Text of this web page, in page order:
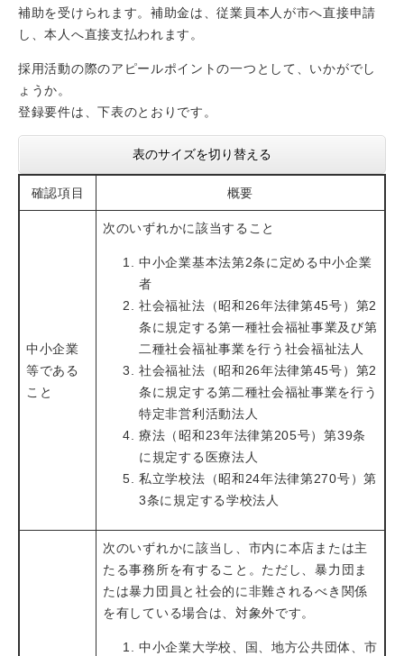
補助を受けられます。補助金は、従業員本人が市へ直接申請
し、本人へ直接支払われます。
採用活動の際のアピールポイントの一つとして、いかがでし
ょうか。
​登録要件は、下表のとおりです。
表のサイズを切り替える
確認項目 概要
中小企業
等である
こと
次のいずれかに該当すること
中小企業基本法第2条に定める中小企業
者
社会福祉法（昭和26年法律第45号）第2
条に規定する第一種社会福祉事業及び第
二種社会福祉事業を行う社会福祉法人
社会福祉法（昭和26年法律第45号）第2
条に規定する第二種社会福祉事業を行う
特定非営利活動法人
療法（昭和23年法律第205号）第39条
に規定する医療法人
私立学校法（昭和24年法律第270号）第
3条に規定する学校法人
次のいずれかに該当し、市内に本店または主
たる事務所を有すること。ただし、暴力団ま
たは暴力団員と社会的に非難されるべき関係
を有している場合は、対象外です。
中小企業大学校、国、地方公共団体、市